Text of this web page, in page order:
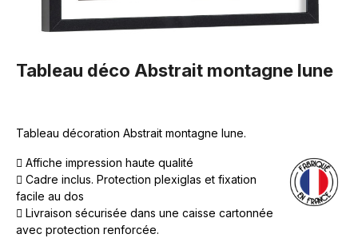
Tableau déco Abstrait montagne lune
Tableau décoration Abstrait montagne lune.
Affiche impression haute qualité
Cadre inclus. Protection plexiglas et fixation
facile au dos
Livraison sécurisée dans une caisse cartonnée
avec protection renforcée.